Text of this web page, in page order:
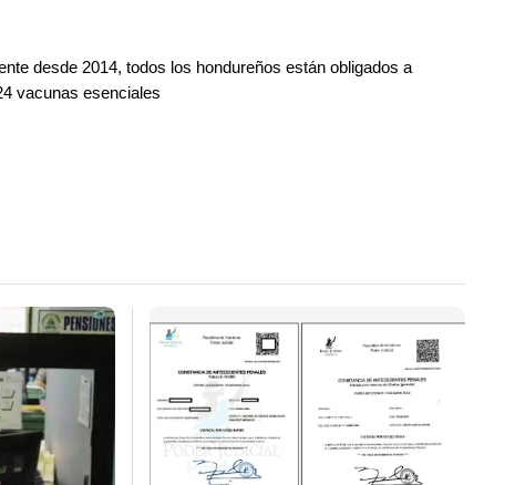
desde 2014, todos los hondureños están obligados a
vacunas esenciales